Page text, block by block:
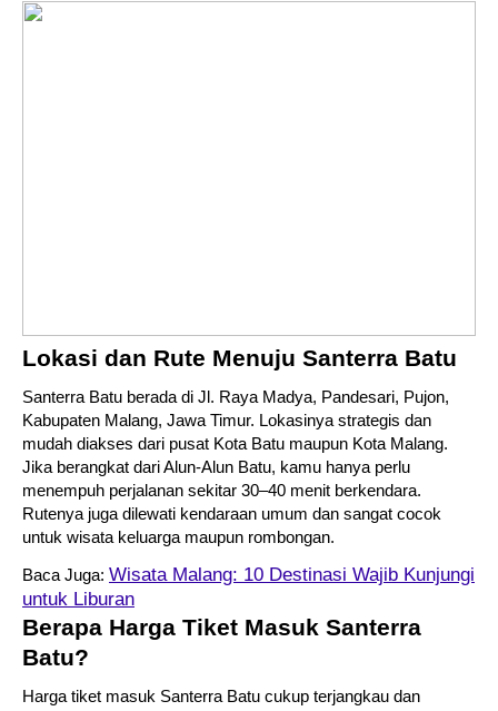
Lokasi dan Rute Menuju Santerra Batu
Santerra Batu berada di Jl. Raya Madya, Pandesari, Pujon,
Kabupaten Malang, Jawa Timur. Lokasinya strategis dan
mudah diakses dari pusat Kota Batu maupun Kota Malang.
Jika berangkat dari Alun-Alun Batu, kamu hanya perlu
menempuh perjalanan sekitar 30–40 menit berkendara.
Rutenya juga dilewati kendaraan umum dan sangat cocok
untuk wisata keluarga maupun rombongan.
Baca Juga: Wisata Malang: 10 Destinasi Wajib Kunjungi
untuk Liburan
Berapa Harga Tiket Masuk Santerra
Batu?
Harga tiket masuk Santerra Batu cukup terjangkau dan